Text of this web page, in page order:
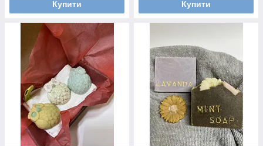
Купити Купити